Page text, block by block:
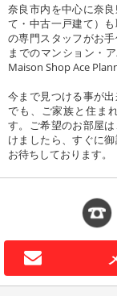
奈良市内を中心に奈
て・中古一戸建て）
の専門スタッフがお
までのマンション・
Maison Shop Ace
今まで見つける事が
でも、ご家族と住ま
す。ご希望のお部屋
けましたら、すぐに
お待ちしております。